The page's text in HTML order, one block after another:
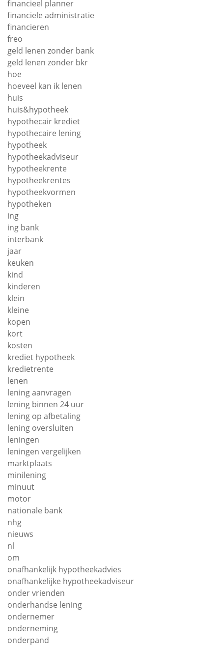
financieel planner
financiele administratie
financieren
freo
geld lenen zonder bank
geld lenen zonder bkr
hoe
hoeveel kan ik lenen
huis
huis&hypotheek
hypothecair krediet
hypothecaire lening
hypotheek
hypotheekadviseur
hypotheekrente
hypotheekrentes
hypotheekvormen
hypotheken
ing
ing bank
interbank
jaar
keuken
kind
kinderen
klein
kleine
kopen
kort
kosten
krediet hypotheek
kredietrente
lenen
lening aanvragen
lening binnen 24 uur
lening op afbetaling
lening oversluiten
leningen
leningen vergelijken
marktplaats
minilening
minuut
motor
nationale bank
nhg
nieuws
nl
om
onafhankelijk hypotheekadvies
onafhankelijke hypotheekadviseur
onder vrienden
onderhandse lening
ondernemer
onderneming
onderpand